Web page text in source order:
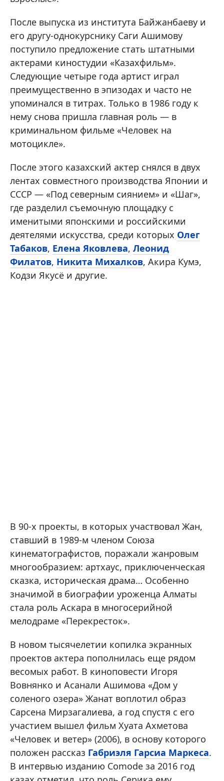
После выпуска из института Байжанбаеву и
его другу-однокурснику Саги Ашимову
поступило предложение стать штатными
актерами киностудии «Казахфильм».
Следующие четыре года артист играл
преимущественно в эпизодах и часто не
упоминался в титрах. Только в 1986 году к
нему снова пришла главная роль — в
криминальном фильме «Человек на
мотоцикле».
После этого казахский актер снялся в двух
лентах совместного производства Японии и
СССР — «Под северным сиянием» и «Шаг»,
где разделил съемочную площадку с
именитыми японскими и российскими
деятелями искусства, среди которых Олег
Табаков, Елена Яковлева, Леонид
Филатов, Никита Михалков, Акира Кумэ,
Кодзи Якусё и другие.
В 90-х проекты, в которых участвовал Жан,
ставший в 1989-м членом Союза
кинематографистов, поражали жанровым
многообразием: артхаус, приключенческая
сказка, историческая драма… Особенно
значимой в биографии уроженца Алматы
стала роль Аскара в многосерийной
мелодраме «Перекресток».
В новом тысячелетии копилка экранных
проектов актера пополнилась еще рядом
весомых работ. В киноповести Игоря
Вовнянко и Асанали Ашимова «Дом у
соленого озера» Жанат воплотил образ
Сарсена Мирзагалиева, а год спустя с его
участием вышел фильм Хуата Ахметова
«Человек и ветер» (2006), в основу которого
положен рассказ Габриэля Гарсиа Маркеса.
В интервью изданию Comode за 2016 год